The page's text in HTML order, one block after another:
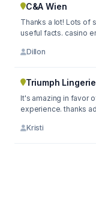
C&A Wien
Thanks a lot! Lots of
useful facts. casino
Dillon
Triumph
It's amazing in favor of me
experience. thanks
Kristi